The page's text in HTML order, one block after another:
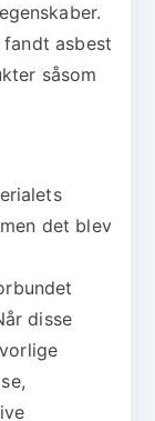
asbest
såsom
det blev
disse